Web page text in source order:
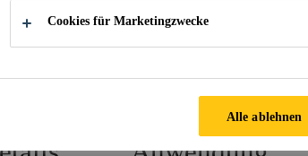
Cookies für Marketingzwecke
Alle ablehnen